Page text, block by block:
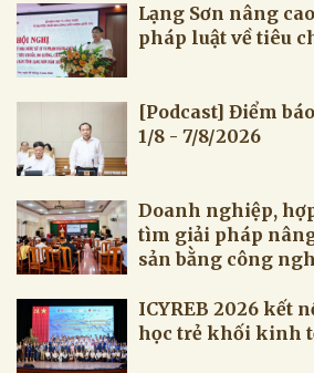
Lạng Sơn nâng
pháp luật về tiêu
[Podcast] Điểm
1/8 - 7/8/2026
Doanh nghiệp,
tìm giải pháp
sản bằng công
ICYREB 2026 kết
học trẻ khối kinh